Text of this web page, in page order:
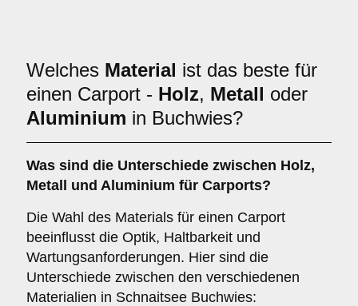
Welches Material ist das beste für
einen Carport - Holz, Metall oder
Aluminium in Buchwies?
Was sind die Unterschiede zwischen Holz,
Metall
und Aluminium für Carports?
Die Wahl des Materials für einen Carport
beeinflusst die Optik, Haltbarkeit und
Wartungsanforderungen. Hier sind die
Unterschiede zwischen den verschiedenen
Materialien in Schnaitsee Buchwies: